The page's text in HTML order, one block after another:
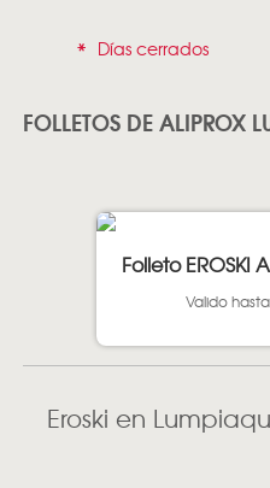
* Días cerrados
FOLLETOS DE ALIPROX
Folleto EROSKI
Valido
Eroski en